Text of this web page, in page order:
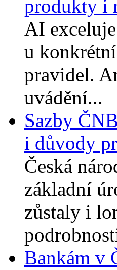
produkty i
AI
u
pravidel.
uvádění...
Sazby
i důvody
Česká
základní
zůstaly i
Bankám v